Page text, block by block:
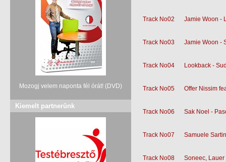
Mozogj velem naponta fél órát! (DVD)
Kiemelt partnerünk
Track No02 Jamie Woon -
Track No03 Jamie Woon -
Track No04 Lookback -
Track No05 Offer Nissim
Track No06 Sak Noel -
Track No07 Samuele
Track No08 Soneec,